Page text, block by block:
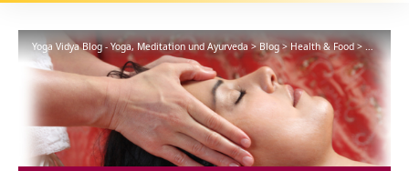
Yoga Vidya Blog - Yoga, Meditation und Ayurveda>Blog> Health & Food>Ayurveda